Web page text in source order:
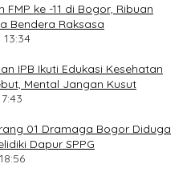
FMP ke -11 di Bogor, Ribuan
Bendera Raksasa
IPB Ikuti Edukasi Kesehatan
Mental Jangan Kusut
01 Dramaga Bogor Diduga
Dapur SPPG